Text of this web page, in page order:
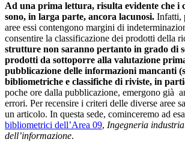
Ad una prima lettura, risulta evidente che i
sono, in larga parte, ancora lacunosi. Infatti,
aree essi contengono margini di
consentire la classificazione dei prodotti della
strutture non saranno pertanto in grado di
prodotti da sottoporre alla valutazione
pubblicazione delle informazioni mancanti
bibliometriche e classifiche di riviste, in
poche ore dalla pubblicazione, emergono già
errori. Per recensire i criteri delle diverse aree
un articolo. In questa sede, cominceremo ad
bibliometrici dell’Area 09, Ingegneria
dell’informazione.